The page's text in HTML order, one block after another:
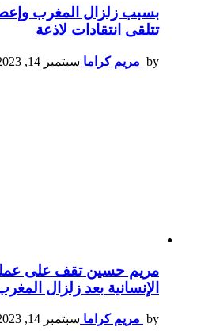
بسبب زلزال المغرب
تتلقى انتقادات لاذعة
by مريم كراما سبتمبر 14, 2023, 5:51 م
مريم حسين تقف على
الإنسانية بعد زلزال
by مريم كراما سبتمبر 14, 2023, 4:49 م